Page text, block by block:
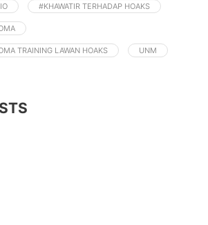
#KHAWATIR TERHADAP HOAKS
TRAINING LAWAN HOAKS UNM